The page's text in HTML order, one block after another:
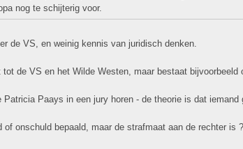
nog te schijterig voor.
de VS, en weinig kennis van juridisch denken.
de VS en het Wilde Westen, maar bestaat bijvoorbeeld
Paays in een jury horen - de theorie is dat iemand
onschuld bepaald, maar de strafmaat aan de rechter is ?